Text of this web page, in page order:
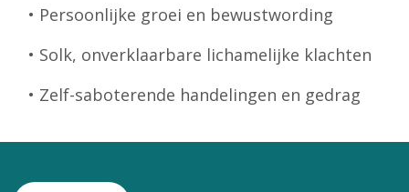
• Persoonlijke groei en bewustwording
• Solk, onverklaarbare lichamelijke klachten
• Zelf-saboterende handelingen en gedrag